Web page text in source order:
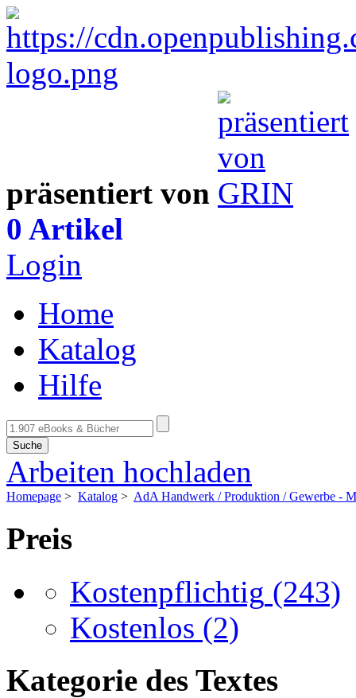
präsentiert von
0 Artikel
Login
Home
Katalog
Hilfe
Suche
Arbeiten hochladen
Homepage > Katalog > AdA Handwerk / Produktion / Gewerbe -
Preis
Kostenpflichtig (243)
Kostenlos (2)
Kategorie des Textes